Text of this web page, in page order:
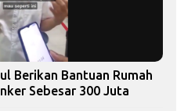
Berikan Bantuan Rumah
Sebesar 300 Juta